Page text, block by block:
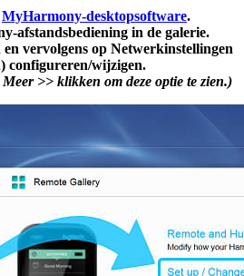
MyHarmony-desktopsoftware.
afstandsbediening in de galerie.
en vervolgens op Netwerkinstellingen
configureren/wijzigen.
Meer >> klikken om deze optie te zien.)